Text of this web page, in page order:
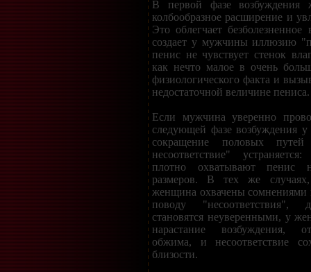
В первой фазе возбуждения
колбообразное расширение и
Это облегчает
создает у мужчины иллюзию
пенис не чувствует стенок
как нечто малое в очень
физиологического факта и
недостаточной величине пениса.
Если мужчина уверенно
следующей фазе возбуждения
сокращение половых путей
несоответствие"
плотно охватывают пенис
размеров. В тех же
женщина охвачены
поводу "несоответствия",
становятся неуверенными, у
нарастание возбуждения,
обжима, и несоответствие
близости.